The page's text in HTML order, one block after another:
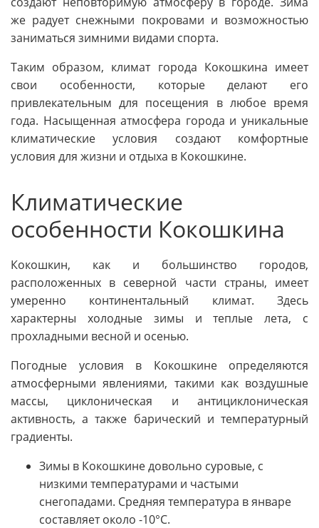
же радует снежными покровами и возможностью
заниматься зимними видами спорта.
Таким образом, климат города Кокошкина имеет
свои особенности, которые делают его
привлекательным для посещения в любое время
года. Насыщенная атмосфера города и уникальные
климатические условия создают комфортные
условия для жизни и отдыха в Кокошкине.
Климатические
особенности Кокошкина
Кокошкин, как и большинство городов,
расположенных в северной части страны, имеет
умеренно континентальный климат. Здесь
характерны холодные зимы и теплые лета, с
прохладными весной и осенью.
Погодные условия в Кокошкине определяются
атмосферными явлениями, такими как воздушные
массы, циклоническая и антициклоническая
активность, а также барический и температурный
градиенты.
Зимы в Кокошкине довольно суровые, с
низкими температурами и частыми
снегопадами. Средняя температура в январе
составляет около -10°C.